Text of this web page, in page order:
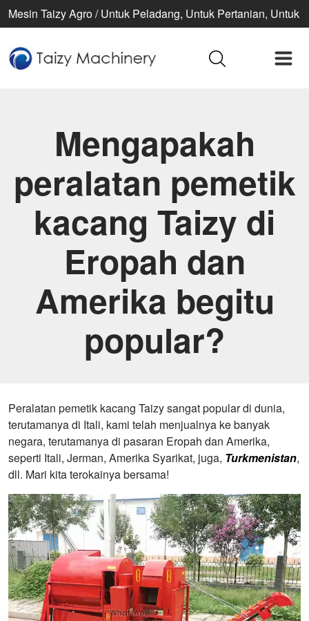
Mesin Taizy Agro / Untuk Peladang, Untuk Pertanian, Untuk
Mengapakah
peralatan pemetik
kacang Taizy di
Eropah dan
Amerika begitu
popular?
Peralatan pemetik kacang Taizy sangat popular di dunia,
terutamanya di Itali, kami telah menjualnya ke banyak
negara, terutamanya di pasaran Eropah dan Amerika,
seperti Itali, Jerman, Amerika Syarikat, juga, Turkmenistan,
dll. Mari kita terokainya bersama!